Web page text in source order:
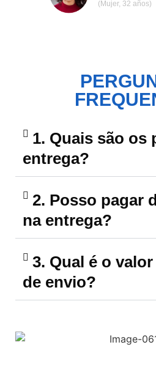
(Mujer, 32 años)
1. Quais são os
entrega?
2. Posso pagar
na entrega?
3. Qual é o
de envio?